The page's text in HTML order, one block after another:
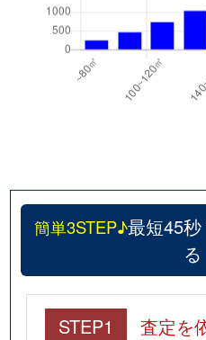
簡単3STEP♪最短45
る
STEP1 査定を